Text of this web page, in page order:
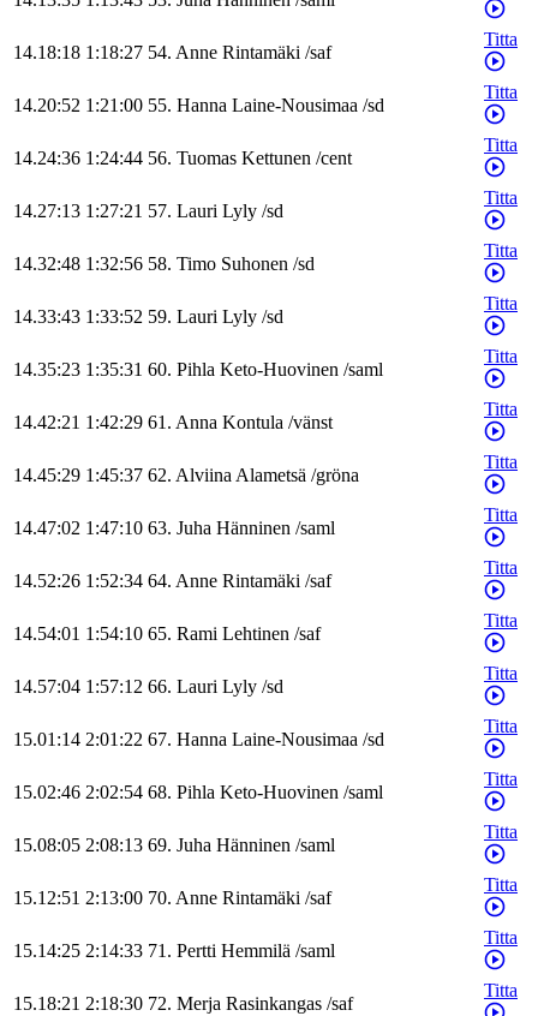
14.18:18 1:18:27 54. Anne Rintamäki /saf
Titta
14.20:52 1:21:00 55. Hanna Laine-Nousimaa /sd
Titta
14.24:36 1:24:44 56. Tuomas Kettunen /cent
Titta
14.27:13 1:27:21 57. Lauri Lyly /sd
Titta
14.32:48 1:32:56 58. Timo Suhonen /sd
Titta
14.33:43 1:33:52 59. Lauri Lyly /sd
Titta
14.35:23 1:35:31 60. Pihla Keto-Huovinen /saml
Titta
14.42:21 1:42:29 61. Anna Kontula /vänst
Titta
14.45:29 1:45:37 62. AlviinaAlametsä /gröna
Titta
14.47:02 1:47:10 63. Juha Hänninen /saml
Titta
14.52:26 1:52:34 64. Anne Rintamäki /saf
Titta
14.54:01 1:54:10 65. Rami Lehtinen /saf
Titta
14.57:04 1:57:12 66. Lauri Lyly /sd
Titta
15.01:14 2:01:22 67. Hanna Laine-Nousimaa /sd
Titta
15.02:46 2:02:54 68. Pihla Keto-Huovinen /saml
Titta
15.08:05 2:08:13 69. Juha Hänninen /saml
Titta
15.12:51 2:13:00 70. Anne Rintamäki /saf
Titta
15.14:25 2:14:33 71. Pertti Hemmilä /saml
Titta
15.18:21 2:18:30 72. Merja Rasinkangas /saf
Titta